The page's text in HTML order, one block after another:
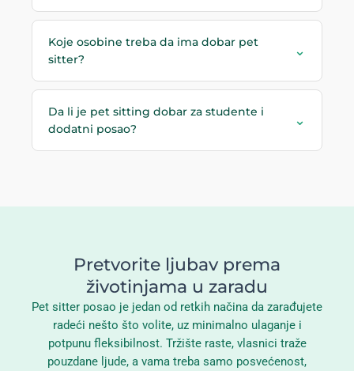
Koje osobine treba da ima dobar pet
sitter?
⌄
Da li je pet sitting dobar za studente i
dodatni posao?
⌄
Pretvorite ljubav prema
životinjama u zaradu
Pet sitter posao je jedan od retkih načina da zarađujete
radeći nešto što volite, uz minimalno ulaganje i
potpunu fleksibilnost. Tržište raste, vlasnici traže
pouzdane ljude, a vama treba samo posvećenost,